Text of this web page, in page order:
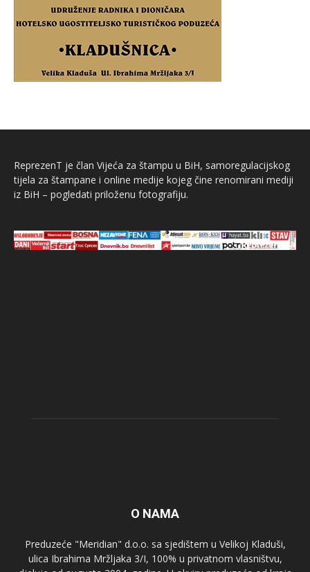
ReprezenT je član Vijeća za štampu u BiH, samoregulacijskog
tijela za štampane i online medije kojeg čine renomirani mediji
iz BiH – pogledati priloženu fotografiju.
O NAMA
Preduzeće "Meridian" d.o.o. sa sjedištem u Velikoj Kladuši,
ulica Ibrahima Mržljaka 3/I, 100% u privatnom vlasništvu,